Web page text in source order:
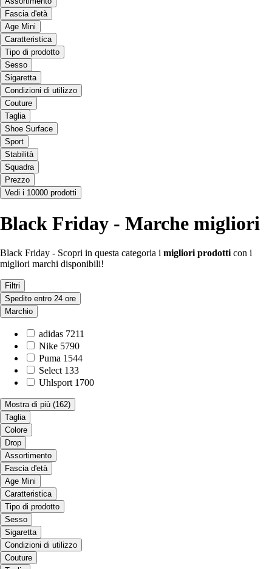
Fascia d'età
Age Mini
Caratteristica
Tipo di prodotto
Sesso
Sigaretta
Condizioni di utilizzo
Couture
Taglia
Shoe Surface
Sport
Stabilità
Squadra
Prezzo
Vedi i 10000 prodotti
Black Friday - Marche migliori
Black Friday - Scopri in questa categoria i migliori prodotti con i
migliori marchi disponibili!
Filtri
Spedito entro 24 ore
Marchio
adidas 7211
Nike 5790
Puma 1544
Select 133
Uhlsport 1700
Mostra di più (162)
Taglia
Colore
Drop
Assortimento
Fascia d'età
Age Mini
Caratteristica
Tipo di prodotto
Sesso
Sigaretta
Condizioni di utilizzo
Couture